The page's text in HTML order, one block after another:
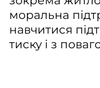
моральна
навчитися
тиску і з